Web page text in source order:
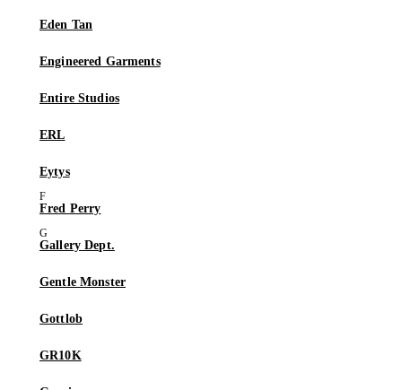
Eden Tan
Engineered Garments
Entire Studios
ERL
Eytys
Fred Perry
Gallery Dept.
Gentle Monster
Gottlob
GR10K